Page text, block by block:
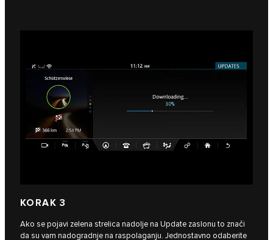
KORAK 3
Ako se pojavi zelena strelica nadolje na Update zaslonu to znači
da su vam nadogradnje na raspolaganju. Jednostavno odaberite